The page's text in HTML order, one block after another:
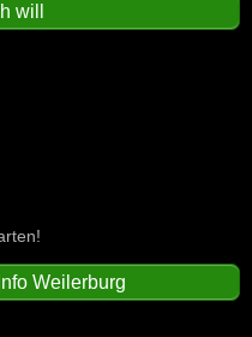
will
Info Weilerburg